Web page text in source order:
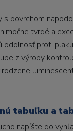
povrchom
tvrdé a
odolnosť proti
z výroby
tabuľku a
napíšte do